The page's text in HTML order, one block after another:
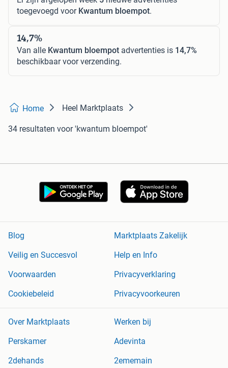
toegevoegd voor Kwantum bloempot.
14,7%
Van alle Kwantum bloempot advertenties is 14,7%
beschikbaar voor verzending.
Home Heel Marktplaats
34 resultaten voor 'kwantum bloempot'
Blog
Marktplaats Zakelijk
Veilig en Succesvol
Help en Info
Voorwaarden
Privacyverklaring
Cookiebeleid
Privacyvoorkeuren
Over Marktplaats
Werken bij
Perskamer
Adevinta
2dehands
2ememain